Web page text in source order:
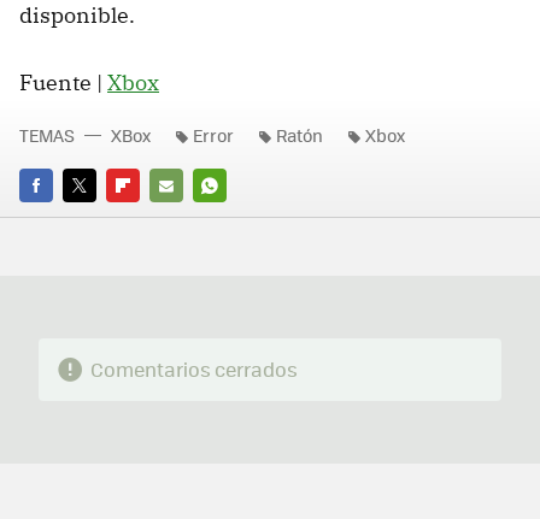
disponible.
Fuente | Xbox
FACEBOOK
TWITTERFLIPBOARD
E-
WHATSAPP
TEMAS XBox Error Ratón Xbox
Comentarios cerrados